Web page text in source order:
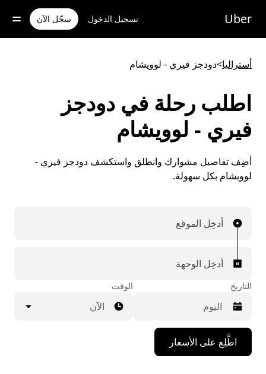
للوصول
المحتوى
Uber تسجيل الدخول سجّل الآن
أستراليا>دودجز فيري - لوويشام
اطلب رحلة في دودجز
فيري - لوويشام
أضِف تفاصيل مشوارك وانطلق واستكشف دودجز فيري -
لوويشام بكل سهولة.
أدخِل الموقع
أدخِل الوجهة
التاريخ
اضغط
على
مفتاح
الوقت
الآن
اطَّلِع على الأسعار